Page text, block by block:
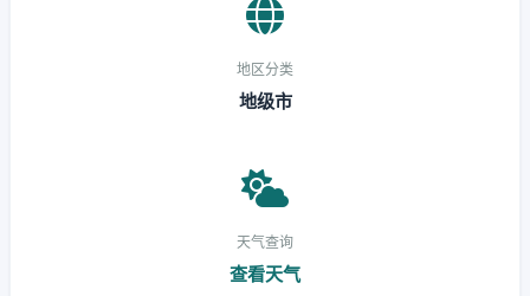
地区分类
地级市
天气查询
查看天气